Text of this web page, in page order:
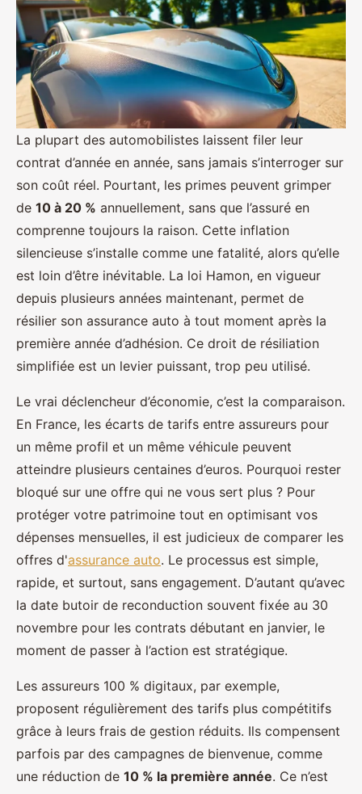
La plupart des automobilistes laissent filer leur
contrat d’année en année, sans jamais s’interroger sur
son coût réel. Pourtant, les primes peuvent grimper
de 10 à 20 % annuellement, sans que l’assuré en
comprenne toujours la raison. Cette inflation
silencieuse s’installe comme une fatalité, alors qu’elle
est loin d’être inévitable. La loi Hamon, en vigueur
depuis plusieurs années maintenant, permet de
résilier son assurance auto à tout moment après la
première année d’adhésion. Ce droit de résiliation
simplifiée est un levier puissant, trop peu utilisé.
Le vrai déclencheur d’économie, c’est la comparaison.
En France, les écarts de tarifs entre assureurs pour
un même profil et un même véhicule peuvent
atteindre plusieurs centaines d’euros. Pourquoi rester
bloqué sur une offre qui ne vous sert plus ? Pour
protéger votre patrimoine tout en optimisant vos
dépenses mensuelles, il est judicieux de comparer les
offres d'assurance auto. Le processus est simple,
rapide, et surtout, sans engagement. D’autant qu’avec
la date butoir de reconduction souvent fixée au 30
novembre pour les contrats débutant en janvier, le
moment de passer à l’action est stratégique.
Les assureurs 100 % digitaux, par exemple,
proposent régulièrement des tarifs plus compétitifs
grâce à leurs frais de gestion réduits. Ils compensent
parfois par des campagnes de bienvenue, comme
une réduction de 10 % la première année. Ce n’est